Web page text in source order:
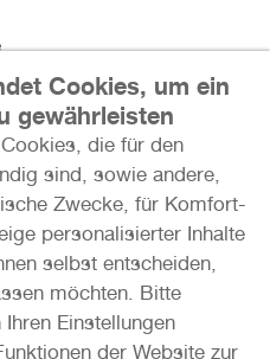
377
Uhr
und Partner
Cookies, um ein
gewährleisten
die für den
sind, sowie andere,
Zwecke, für Komfort-
personalisierter Inhalte
selbst entscheiden,
möchten. Bitte
Einstellungen
der Website zur